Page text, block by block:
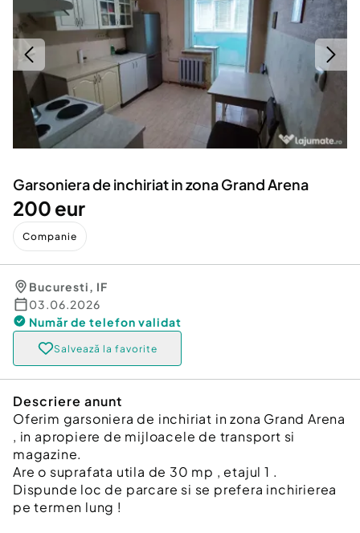
Servicii
Animale de companie
Afaceri și echipamente profesionale
Inchiriere Bunuri si Vehicule
Utilaje agricole si industriale
Piese auto si accesorii
Dacia Duster
Garsoniera de inchiriat in zona Grand Arena
200 eur
Companie
Bucuresti, IF
03.06.2026
Număr de telefon validat
Salvează la favorite
Descriere anunt
Oferim garsoniera de inchiriat in zona Grand Arena
, in apropiere de mijloacele de transport si
magazine.
Are o suprafata utila de 30 mp , etajul 1 .
Dispunde loc de parcare si se prefera inchirierea
pe termen lung !